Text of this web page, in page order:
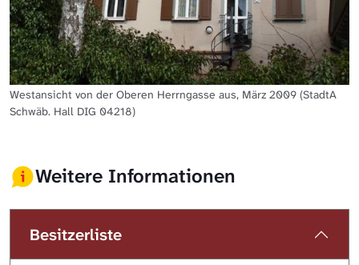
Westansicht von der Oberen Herrngasse aus, März 2009 (StadtA
Schwäb. Hall DIG 04218)
Weitere Informationen
Besitzerliste